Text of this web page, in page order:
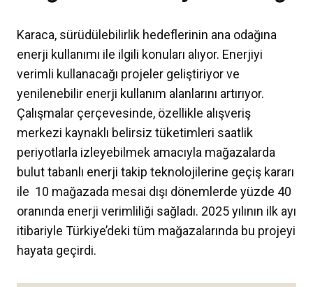
Karaca, sürüdülebilirlik hedeflerinin ana odağına
enerji kullanımı ile ilgili konuları alıyor. Enerjiyi
verimli kullanacağı projeler geliştiriyor ve
yenilenebilir enerji kullanım alanlarını artırıyor.
Çalışmalar çerçevesinde, özellikle alışveriş
merkezi kaynaklı belirsiz tüketimleri saatlik
periyotlarla izleyebilmek amacıyla mağazalarda
bulut tabanlı enerji takip teknolojilerine geçiş kararı
ile 10 mağazada mesai dışı dönemlerde yüzde 40
oranında enerji verimliliği sağladı. 2025 yılının ilk ayı
itibariyle Türkiye’deki tüm mağazalarında bu projeyi
hayata geçirdi.